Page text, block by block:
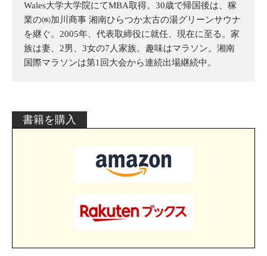
Wales大学大学院にてMBA取得。30歳で帰国後は、稼
業の㈱加川商事 湘南ひらつか太古の湯グリーンサウナ
を継ぐ。2005年、代表取締役に就任、現在に至る。家
族は妻、2男、3女の7人家族。趣味はマラソン。湘南
国際マラソンは第1回大会から連続出場継続中。
書籍を購入